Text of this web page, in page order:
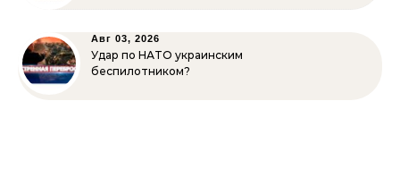
Авг 03, 2026
Удар по НАТО украинским
беспилотником?